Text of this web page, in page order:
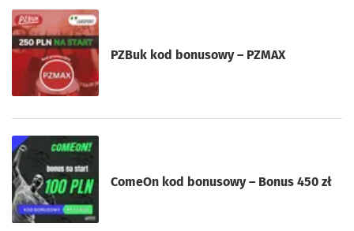
PZBuk kod bonusowy – PZMAX
ComeOn kod bonusowy – Bonus 450 zł